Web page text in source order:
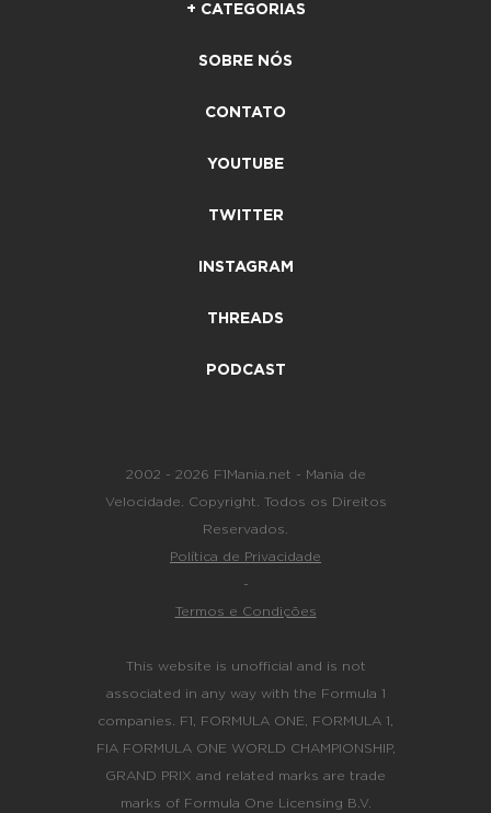
+ CATEGORIAS
SOBRE NÓS
CONTATO
YOUTUBE
TWITTER
INSTAGRAM
THREADS
PODCAST
2002 - 2026 F1Mania.net - Mania de
Velocidade. Copyright. Todos os Direitos
Reservados.
Política de Privacidade
-
Termos e Condições
This website is unofficial and is not
associated in any way with the Formula 1
companies. F1, FORMULA ONE, FORMULA 1,
FIA FORMULA ONE WORLD CHAMPIONSHIP,
GRAND PRIX and related marks are trade
marks of Formula One Licensing B.V.